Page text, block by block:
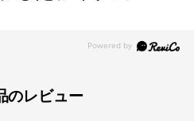
のレビュー